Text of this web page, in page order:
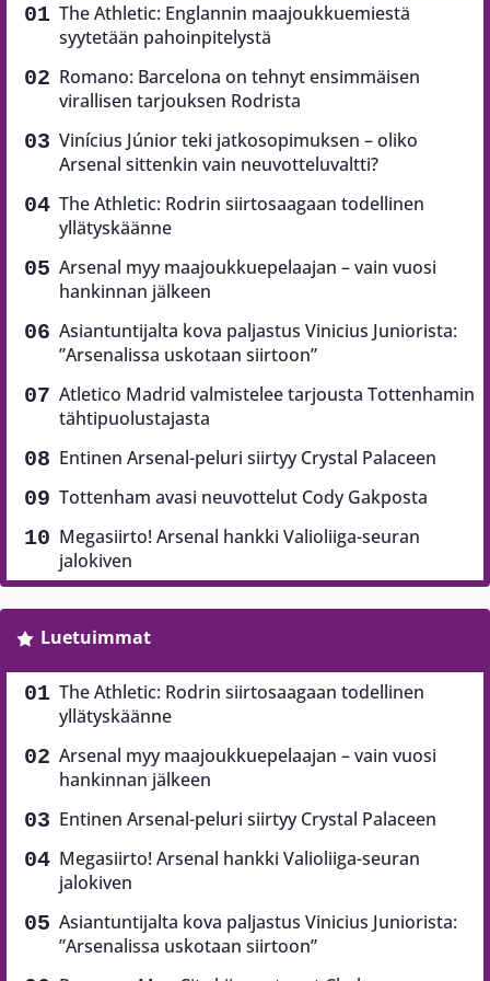
The Athletic: Englannin maajoukkuemiestä
syytetään pahoinpitelystä
Romano: Barcelona on tehnyt ensimmäisen
virallisen tarjouksen Rodrista
Vinícius Júnior teki jatkosopimuksen – oliko
Arsenal sittenkin vain neuvotteluvaltti?
The Athletic: Rodrin siirtosaagaan todellinen
yllätyskäänne
Arsenal myy maajoukkuepelaajan – vain vuosi
hankinnan jälkeen
Asiantuntijalta kova paljastus Vinicius Juniorista:
”Arsenalissa uskotaan siirtoon”
Atletico Madrid valmistelee tarjousta Tottenhamin
tähtipuolustajasta
Entinen Arsenal-peluri siirtyy Crystal Palaceen
Tottenham avasi neuvottelut Cody Gakposta
Megasiirto! Arsenal hankki Valioliiga-seuran
jalokiven
Luetuimmat
The Athletic: Rodrin siirtosaagaan todellinen
yllätyskäänne
Arsenal myy maajoukkuepelaajan – vain vuosi
hankinnan jälkeen
Entinen Arsenal-peluri siirtyy Crystal Palaceen
Megasiirto! Arsenal hankki Valioliiga-seuran
jalokiven
Asiantuntijalta kova paljastus Vinicius Juniorista:
”Arsenalissa uskotaan siirtoon”